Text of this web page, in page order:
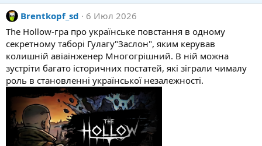
Brentkopf_sd
6 Июл 2026
The Hollow-гра про українське повстання в одному
секретному таборі Гулагу"Заслон", яким керував
колишній авіаінженер Многогрішний. В ній можна
зустріти багато історичних постатей, які зіграли чималу
роль в становленні української незалежності.